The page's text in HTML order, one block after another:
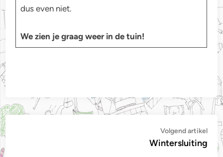
dus even niet.
We zien je graag weer in de tuin!
Volgend artikel
Wintersluiting